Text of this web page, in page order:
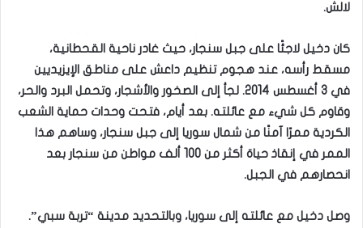
لالش.
كان دخيل لاجئًا على جبل سنجار، حيث غادر ناحية القحطانية،
مسقط رأسه، عند هجوم تنظيم داعش على مناطق الإيزيديين
في 3 أغسطس 2014. لجأ إلى الصخور والأشجار، وتحمل البرد والحر،
وقاوم كل شيء مع عائلته. بعد أيام، فتحت وحدات حماية الشعب
الكردية ممرًا آمنًا من شمال سوريا إلى جبل سنجار، وساهم هذا
الممر في إنقاذ حياة أكثر من 100 ألف مواطن من سنجار بعد
انحصارهم في الجبل.
وصل دخيل مع عائلته إلى سوريا، وبالتحديد مدينة “تربة سبي”.